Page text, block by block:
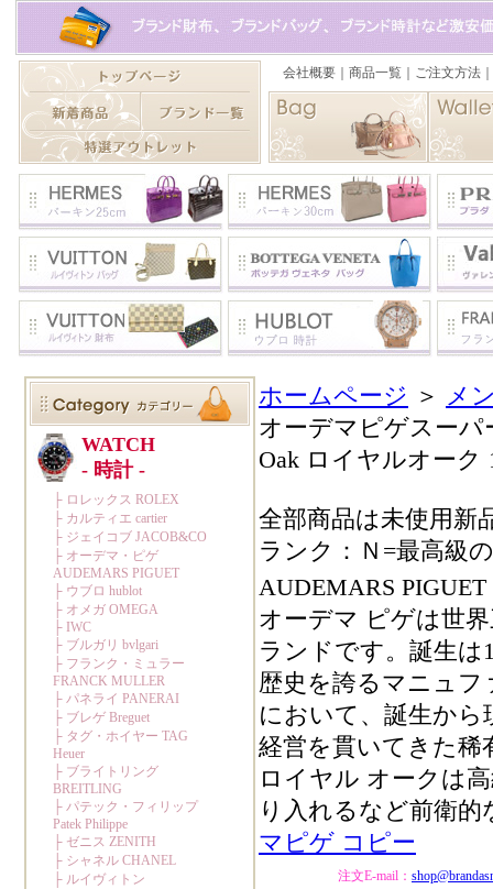
ホームページ ＞ メ
オーデマピゲスーパ
Oak ロイヤルオーク
全部商品は未使用新
ランク：Ｎ=最高級
AUDEMARS
オーデマ ピゲは世
ランドです。誕生は
歴史を誇るマニュフ
において、誕生か
経営を貫いてきた
ロイヤル オークは
り入れるなど前衛
マピゲ コピー
注文E-mail：